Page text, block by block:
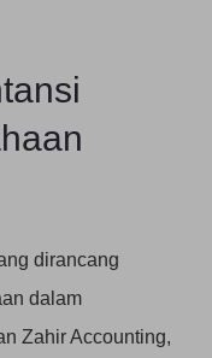
dirancang
dalam
Zahir Accounting,